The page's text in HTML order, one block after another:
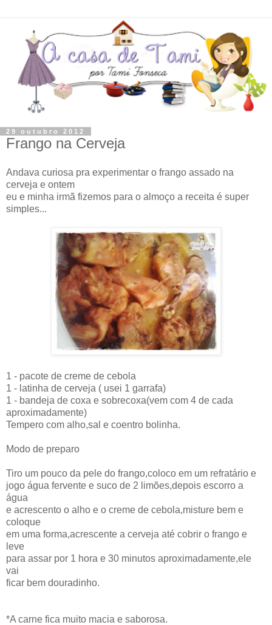
29 outubro 2012
Frango na Cerveja
Andava curiosa pra experimentar o frango assado na
cerveja e ontem
eu e minha irmã fizemos para o almoço a receita é super
simples...
1 - pacote de creme de cebola
1 - latinha de cerveja ( usei 1 garrafa)
1 - bandeja de coxa e sobrecoxa(vem com 4 de cada
aproximadamente)
Tempero com alho,sal e coentro bolinha.
Modo de preparo
Tiro um pouco da pele do frango,coloco em um refratário e
jogo água fervente e suco de 2 limões,depois escorro a
água
e acrescento o alho e o creme de cebola,misture bem e
coloque
em uma forma,acrescente a cerveja até cobrir o frango e
leve
para assar por 1 hora e 30 minutos aproximadamente,ele
vai
ficar bem douradinho.
*A carne fica muito macia e saborosa.